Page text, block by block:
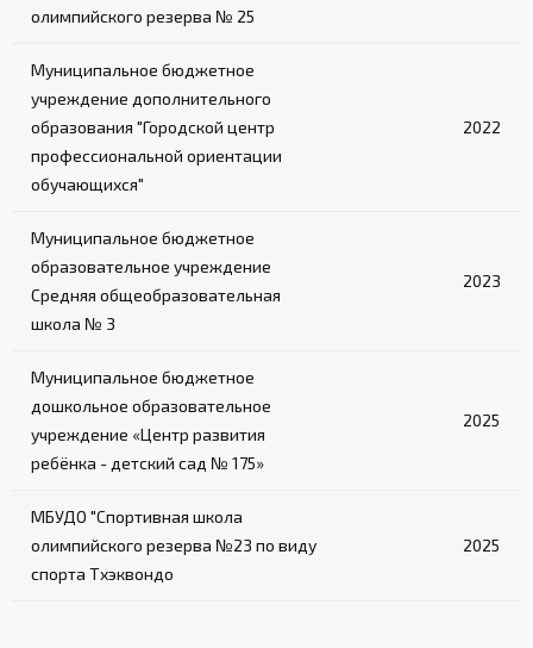
олимпийского резерва № 25
Муниципальное бюджетное
учреждение дополнительного
образования "Городской центр
профессиональной ориентации
обучающихся"
2022
Муниципальное бюджетное
образовательное учреждение
Средняя общеобразовательная
школа № 3
2023
Муниципальное бюджетное
дошкольное образовательное
учреждение «Центр развития
ребёнка - детский сад № 175»
2025
МБУДО "Спортивная школа
олимпийского резерва №23 по виду
спорта Тхэквондо
2025